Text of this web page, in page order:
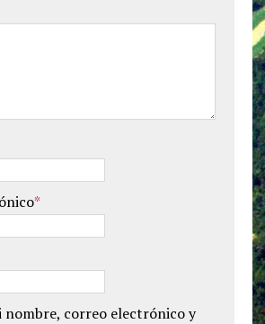
*
nombre, correo electrónico y